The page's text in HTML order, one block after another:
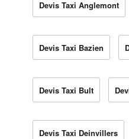
Devis Taxi Anglemont
Devis Taxi Bazien
Devis Taxi Bult
Devis Taxi Deinvillers